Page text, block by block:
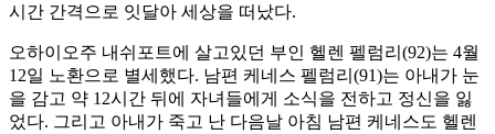
시간 간격으로 잇달아 세상을 떠났다.
오하이오주 내쉬포트에 살고있던 부인 헬렌 펠럼리(92)는 4월
12일 노환으로 별세했다. 남편 케네스 펠럼리(91)는 아내가 눈
을 감고 약 12시간 뒤에 자녀들에게 소식을 전하고 정신을 잃
었다. 그리고 아내가 죽고 난 다음날 아침 남편 케네스도 헬렌